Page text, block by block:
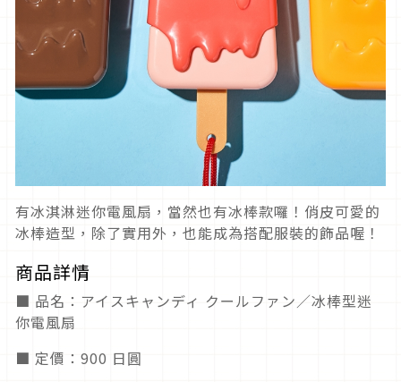
有冰淇淋迷你電風扇，當然也有冰棒款囉！俏皮可愛的
冰棒造型，除了實用外，也能成為搭配服裝的飾品喔！
商品詳情
■ 品名：アイスキャンディ クールファン／冰棒型迷
你電風扇
■ 定價：900 日圓